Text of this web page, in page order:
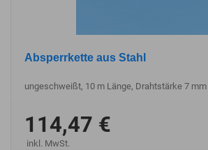
Absperrkette aus Stahl
ungeschweißt, 10 m Länge, Drahtstärke 7 mm
114,47 €
inkl. MwSt.